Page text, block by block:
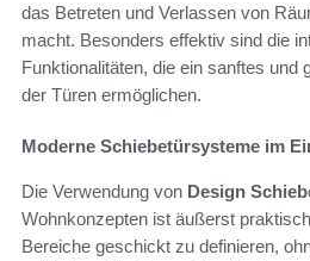
das Betreten und Verlassen von
macht. Besonders effektiv sind die
Funktionalitäten, die ein sanftes und
der Türen ermöglichen.
Moderne Schiebetürsysteme im
Die Verwendung von Design
Wohnkonzepten ist äußerst
Bereiche geschickt zu definieren,